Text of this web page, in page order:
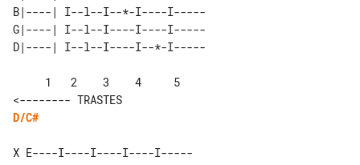
B|----| I--l--I--*-I----I-----
G|----| I--l--I----I----I-----
D/C#
X E----I----I----I----I-----